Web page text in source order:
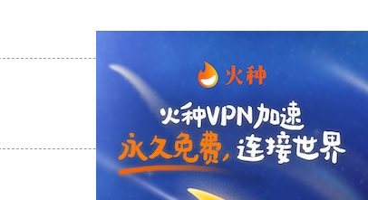
支持 [0] 反对 [0]